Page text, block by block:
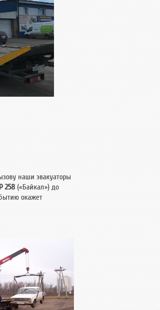
наши эвакуаторы
Р 258 («Байкал») до
окажет